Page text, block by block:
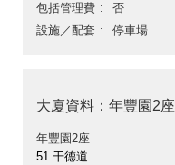
包括管理費
否
設施／配套
停車場
大廈資料：年豐園2座
年豐園2座
51 干德道